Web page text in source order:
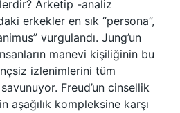
Arketip -analiz
erkekler en sık “persona”,
vurgulandı. Jung’un
manevi kişiliğinin bu
izlenimlerini tüm
Freud’un cinsellik
aşağılık kompleksine karşı